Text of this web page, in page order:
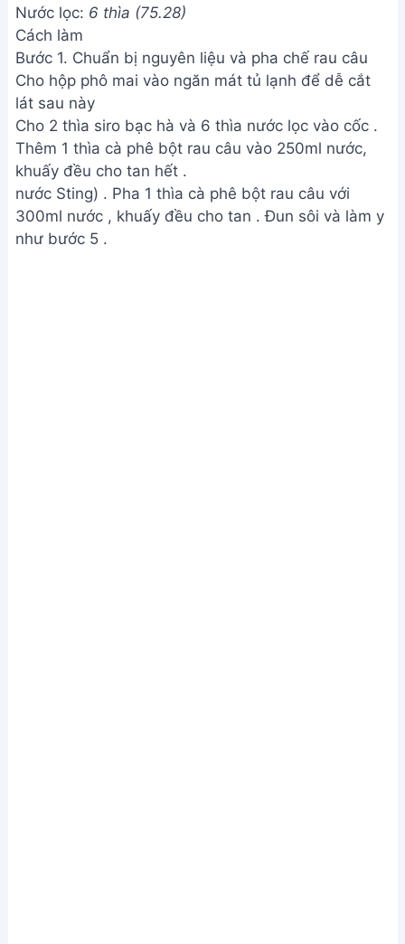
Nước lọc: 6 thìa (75.28)
Cách làm
Bước 1. Chuẩn bị nguyên liệu và pha chế rau câu
Cho hộp phô mai vào ngăn mát tủ lạnh để dễ cắt
lát sau này
Cho 2 thìa siro bạc hà và 6 thìa nước lọc vào cốc .
Thêm 1 thìa cà phê bột rau câu vào 250ml nước,
khuấy đều cho tan hết .
nước Sting) . Pha 1 thìa cà phê bột rau câu với
300ml nước , khuấy đều cho tan . Đun sôi và làm y
như bước 5 .